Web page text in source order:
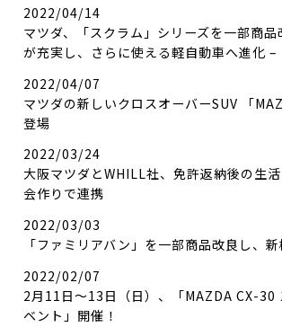
2022/04/14
マツダ、「スクラム」シリーズを一部商
が充実し、さらに使える軽自動車へ進化 –
2022/04/07
マツダの新しいクロスオーバーSUV 「
登場
2022/03/24
大阪マツダとWHILL社、免許返納後の生
会作りで連携
2022/03/03
「ファミリアバン」を一部商品改良し、
2022/02/07
2月11日～13日（日）、「MAZDA CX-30
ベント」開催！